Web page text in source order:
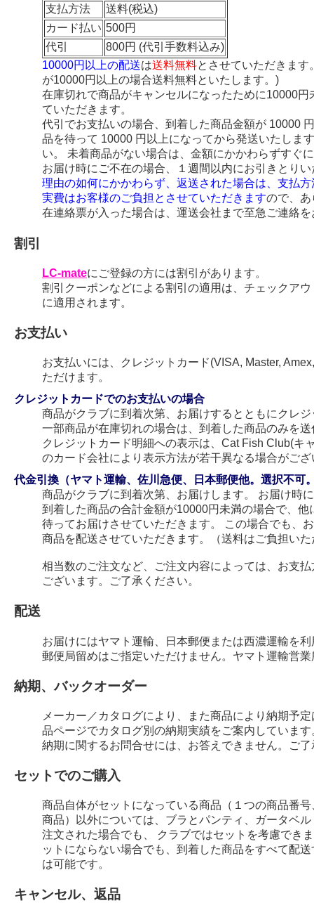
支払方法
送料(税込)
カード払い 500円
代引
800円 (代引手数料込み)
10000円以上の配送は送料無料とさせていただきま
が10000円以上の場合送料無料といたします。)
在庫切れで商品がキャンセルになったために10000
ていただきます。
代引でお支払いの場合、到着した商品金額が 10000
品を待って 10000 円以上になってから発送いたしま
い。 未着商品がない場合は、金額にかかわらずすぐ
お届け時にご不在の場合、１週間以内にお引きとり
理由の如何にかかわらず、返送された場合は、支払
実費はお客様のご負担とさせていただきますので、あ
在連絡票が入った場合は、運送会社まで至急ご連絡
割引
LC-mateにご登録の方には割引があります。
割引クーポンなどによる割引の適用は、チェックア
に適用されます。
お支払い
お支払いには、クレジットカード(VISA, Master,
ただけます。
クレジットカードでのお支払いの場合
商品がクラブに到着次第、お届けするとともにクレ
一部商品が在庫切れの場合は、到着した商品のみを
クレジットカード明細への表示は、Cat Fish Club(キ
のカード会社により表示方法が若干異なる場合がござ
代金引換（ヤマト運輸、佐川急便、日本郵便他。選択不可
商品がクラブに到着次第、お届けします。 お届け時
到着した商品の合計金額が10000円未満の場合で、
待ってお届けさせていただきます。 この場合でも、
商品を配送させていただきます。（送料はご負担い
相当数のご注文など、ご注文内容によっては、お支
ございます。ご了承ください。
配送
お届けにはヤマト運輸、日本郵便または西濃運輸を
郵便局留めはご指定いただけません。ヤマト運輸営
納期、バックオーダー
メーカー／カタログにより、また商品により納期予
品ページでカタログ別の納期実績をご案内しています
納期に関するお問合せには、お答えできません。ご
セットでのご購入
商品自体がセットになっている商品（１つの商品番
商品）以外については、ブラとパンティ、ガータベ
注文された場合でも、 クラブではセットを考慮でき
ットにならない場合でも、到着した商品をすべて配
は可能です。
キャンセル、返品